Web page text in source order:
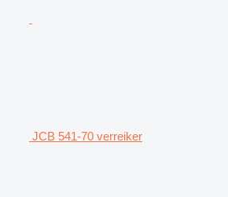
JCB 541-70 verreiker